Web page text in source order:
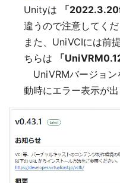
Unityは
「
違うので注意してくだ
また、UniVCIには前
ちらは
「
UniVRMバージョン
動時にエラー表示が出